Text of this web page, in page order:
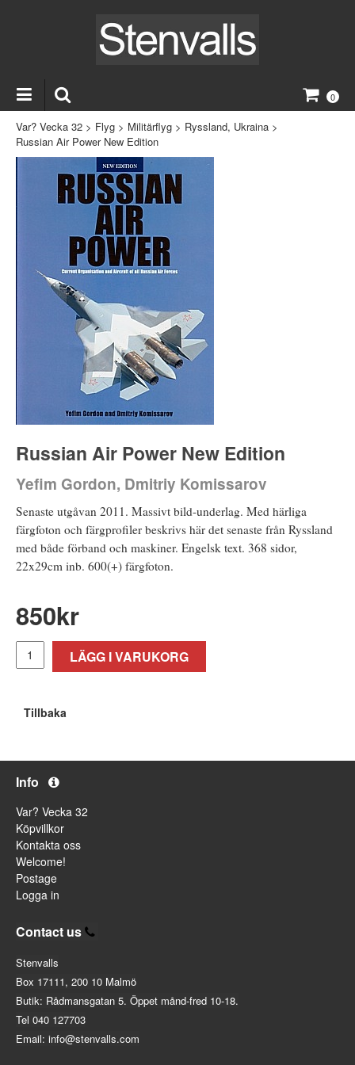
0
Var? Vecka 32 > Flyg > Militärflyg > Ryssland, Ukraina >
Russian Air Power New Edition
Russian Air Power New Edition
Yefim Gordon, Dmitriy Komissarov
Senaste utgåvan 2011. Massivt bild-underlag. Med härliga
färgfoton och färgprofiler beskrivs här det senaste från Ryssland
med både förband och maskiner. Engelsk text. 368 sidor,
22x29cm inb. 600(+) färgfoton.
850kr
LÄGG I VARUKORG
Tillbaka
Info
Var? Vecka 32
Köpvillkor
Kontakta oss
Welcome!
Postage
Logga in
Contact us
Stenvalls
Box 17111, 200 10 Malmö
Butik: Rådmansgatan 5. Öppet månd-fred 10-18.
Tel 040 127703
Email: info@stenvalls.com